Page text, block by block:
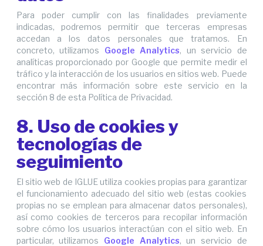
Para poder cumplir con las finalidades previamente
indicadas, podremos permitir que terceras empresas
accedan a los datos personales que tratamos. En
concreto, utilizamos Google Analytics, un servicio de
analíticas proporcionado por Google que permite medir el
tráfico y la interacción de los usuarios en sitios web. Puede
encontrar más información sobre este servicio en la
sección 8 de esta Política de Privacidad.
8. Uso de cookies y
tecnologías de
seguimiento
El sitio web de IGLUE utiliza cookies propias para garantizar
el funcionamiento adecuado del sitio web (estas cookies
propias no se emplean para almacenar datos personales),
así como cookies de terceros para recopilar información
sobre cómo los usuarios interactúan con el sitio web. En
particular, utilizamos Google Analytics, un servicio de